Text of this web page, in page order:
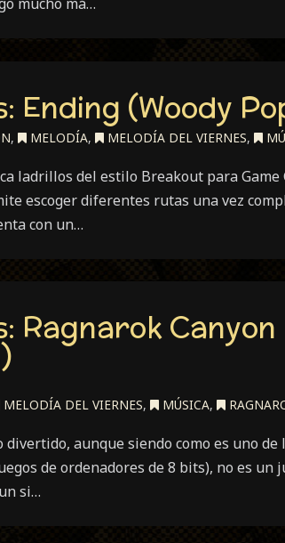
Ending (Woody
, MELODÍA, MELODÍA DEL VIERNES,
ladrillos del estilo Breakout para Game
escoger diferentes rutas una vez
con un…
Ragnarok Canyon
MELODÍA DEL VIERNES, MÚSICA,
aunque siendo como es uno
de ordenadores de 8 bits), no es un
si…